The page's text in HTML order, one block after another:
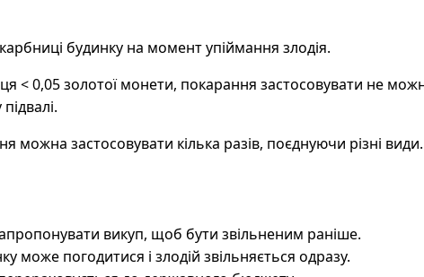
будинку на момент упіймання злодія.
< 0,05 золотої монети, покарання застосовувати не
можна застосовувати кілька разів, поєднуючи різні види.
викуп, щоб бути звільненим раніше.
може погодитися і злодій звільняється одразу.